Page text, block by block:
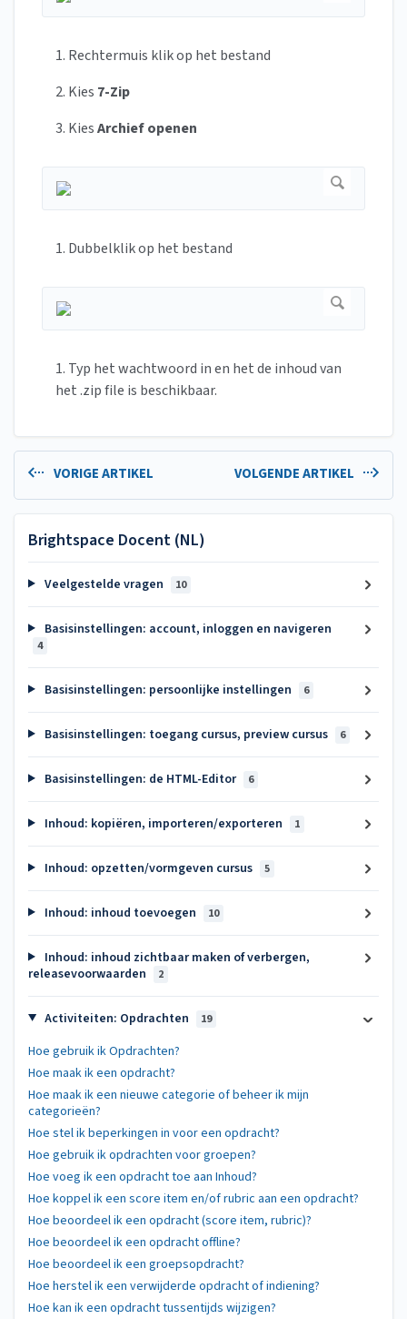
1. Rechtermuis klik op het bestand
2. Kies 7-Zip
3. KiesArchief openen
1. Dubbelklik op het bestand
1. Typ het wachtwoord in en het de inhoud van
het .zip file is beschikbaar.
VORIGE ARTIKEL VOLGENDE ARTIKEL
Brightspace Docent (NL)
Veelgestelde vragen 10
Basisinstellingen: account, inloggen en navigeren
4
Basisinstellingen: persoonlijke instellingen 6
Basisinstellingen: toegang cursus, preview cursus 6
Basisinstellingen: de HTML-Editor 6
Inhoud: kopiëren, importeren/exporteren 1
Inhoud: opzetten/vormgeven cursus 5
Inhoud: inhoud toevoegen 10
Inhoud: inhoud zichtbaar maken of verbergen,
releasevoorwaarden
2
Activiteiten: Opdrachten 19
Hoe gebruik ik Opdrachten?
Hoe maak ik een opdracht?
Hoe maak ik een nieuwe categorie of beheer ik mijn
categorieën?
Hoe stel ik beperkingen in voor een opdracht?
Hoe gebruik ik opdrachten voor groepen?
Hoe voeg ik een opdracht toe aan Inhoud?
Hoe koppel ik een score item en/of rubric aan een opdracht?
Hoe beoordeel ik een opdracht (score item, rubric)?
Hoe beoordeel ik een opdracht offline?
Hoe beoordeel ik een groepsopdracht?
Hoe herstel ik een verwijderde opdracht of indiening?
Hoe kan ik een opdracht tussentijds wijzigen?